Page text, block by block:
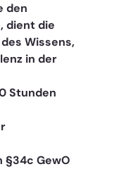
den
dient die
Wissens,
in der
Stunden
GewO